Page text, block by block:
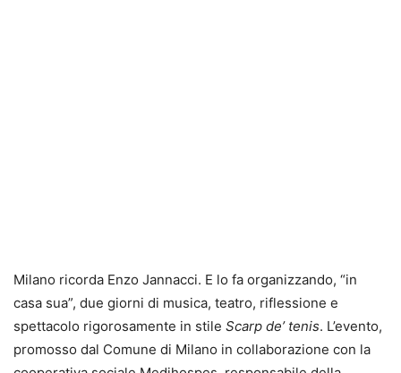
Milano ricorda Enzo Jannacci. E lo fa organizzando, “in
casa sua”, due giorni di musica, teatro, riflessione e
spettacolo rigorosamente in stile Scarp de’ tenis. L’evento,
promosso dal Comune di Milano in collaborazione con la